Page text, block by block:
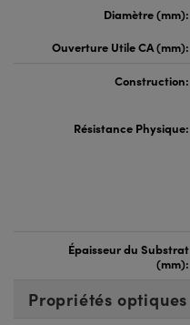
Diamètre (mm):
Ouverture Utile CA (mm):
Construction:
Résistance Physique:
Épaisseur du Substrat
(mm):
Propriétés optiques